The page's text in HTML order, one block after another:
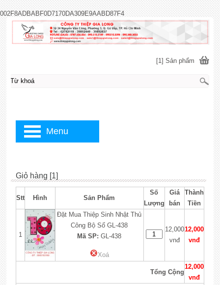
002F8ADBABF0D7170DA309E9AABD87F4
Giỏ hàng [1]
Stt Hình Sản Phẩm
Số
Lượng
Giá
bán
Thành
Tiền
1
Đặt Mua Thiệp Sinh Nhật Thủ
Công Bộ Số GL-438
Mã SP: GL-438
Xoá
12,000
vnđ
12,000
vnđ
Tổng Cộng
12,000
vnđ
[1] Sản phẩm
Menu